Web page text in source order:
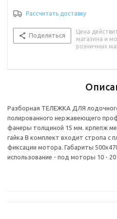
Рассчитать доставку
Поделиться
Цена
магазина и
розничных
Разборная ТЕЛЕЖКА ДЛЯ
полированного нержавеющего
фанеры толщиной 15 мм. крпепж
гайка В комплект входит стропа с
фиксации мотора. Габариты
использование - под моторы 10 - 20